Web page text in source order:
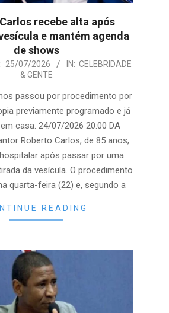
recebe alta após
e mantém agenda
de shows
25/07/2026 IN: CELEBRIDADE
& GENTE
passou por procedimento por
previamente programado e já
casa. 24/07/2026 20:00 DA
Roberto Carlos, de 85 anos,
após passar por uma
da vesícula. O procedimento
quarta-feira (22) e, segundo a
READING